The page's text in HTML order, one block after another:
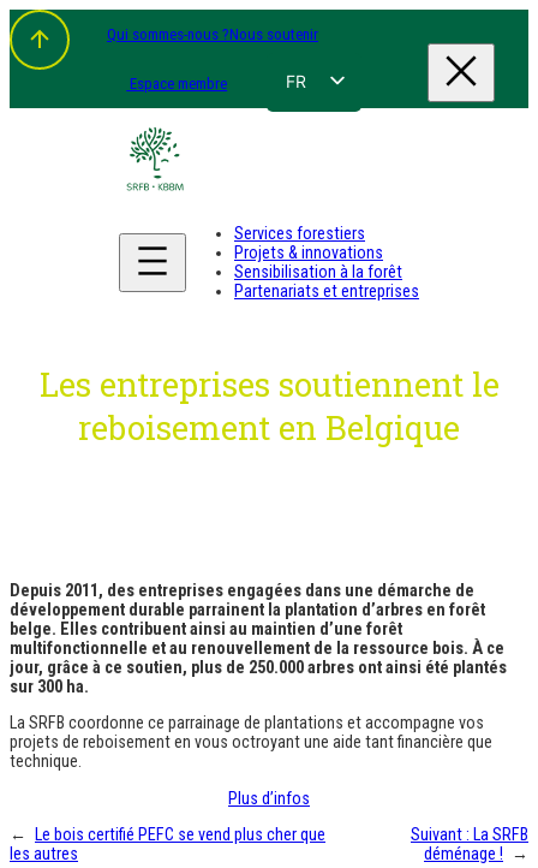
Aller
au
contenu
Qui sommes-nous ?Nous soutenir
Espace membre FR
DE
Services forestiers
Projets & innovations
Sensibilisation à la forêt
Partenariats et entreprises
Les entreprises soutiennent le
reboisement en Belgique
Depuis 2011, des entreprises engagées dans une démarche de
développement durable parrainent la plantation d’arbres en forêt
belge. Elles contribuent ainsi au maintien d’une forêt
multifonctionnelle et au renouvellement de la ressource bois. À ce
jour, grâce à ce soutien, plus de 250.000 arbres ont ainsi été plantés
sur 300 ha.
La SRFB coordonne ce parrainage de plantations et accompagne vos
projets de reboisement en vous octroyant une aide tant financière que
technique.
Plus d’infos
←
Le bois certifié PEFC se vend plus cher que
les autres
Suivant : La SRFB
déménage !
→